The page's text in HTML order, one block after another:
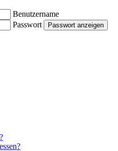
Benutzername
Passwort
Passwort anzeigen